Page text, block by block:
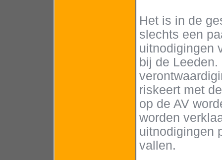
Het is in de
slechts een
uitnodigingen
bij de
riskeert met
op de AV
worden
uitnodigingen
vallen.